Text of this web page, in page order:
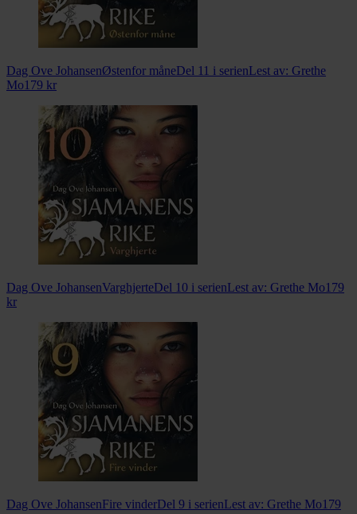
Dag Ove JohansenØstenfor måneDel 11 i serienLest av: Grethe
Mo179 kr
Dag Ove JohansenVarghjerteDel 10 i serienLest av: Grethe Mo179
kr
Dag Ove JohansenFire vinderDel 9 i serienLest av: Grethe Mo179